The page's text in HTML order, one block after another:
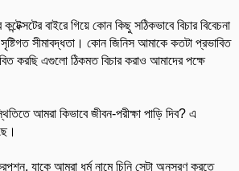
বাইরে গিয়ে কোন কিছু সঠিকভাবে বিচার বিবেচনা
সীমাবদ্ধতা। কোন জিনিস আমাকে কতটা প্রভাবিত
করছি এগুলো ঠিকমত বিচার করাও আমাদের পক্ষে
আমরা কিভাবে জীবন-পরীক্ষা পাড়ি দিব? এ
যাকে আমরা ধর্ম নামে চিনি সেটা অনুসরণ করতে